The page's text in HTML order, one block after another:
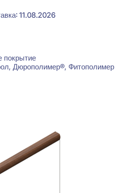
11.08.2026
покрытие
Дюрополимер®, Фитополимер